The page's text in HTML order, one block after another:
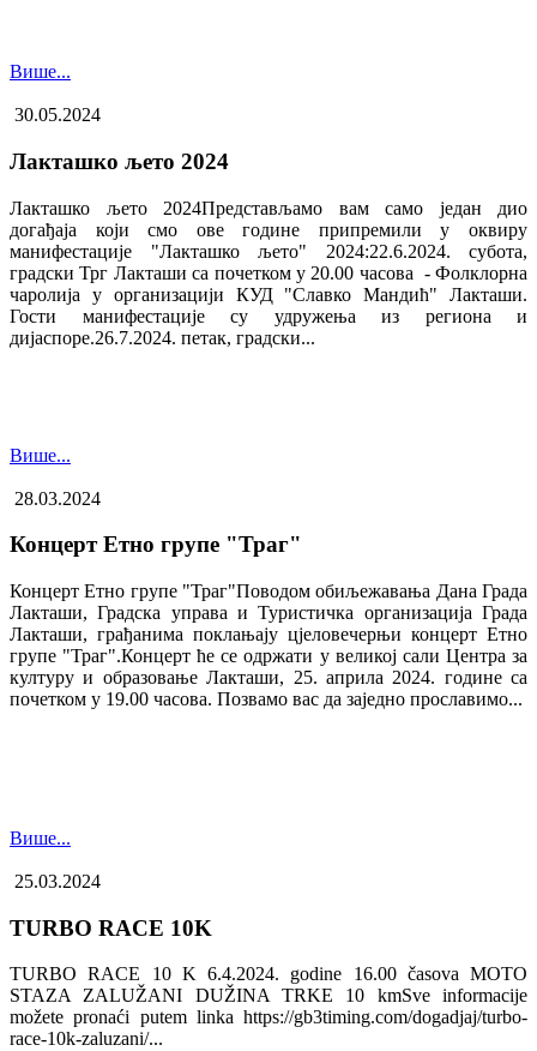
Више...
30.05.2024
Лакташко љето 2024
Лакташко љето 2024Представљамо вам само један дио
догађаја који смо ове године припремили у оквиру
манифестације "Лакташко љето" 2024:22.6.2024. субота,
градски Трг Лакташи са почетком у 20.00 часова - Фолклорна
чаролија у организацији КУД "Славко Мандић" Лакташи.
Гости манифестације су удружења из региона и
дијаспоре.26.7.2024. петак, градски...
Више...
28.03.2024
Концерт Етно групе "Траг"
Концерт Етно групе "Траг"Поводом обиљежавања Дана Града
Лакташи, Градска управа и Туристичка организација Града
Лакташи, грађанима поклањају цјеловечерњи концерт Етно
групе "Траг".Концерт ће се одржати у великој сали Центра за
културу и образовање Лакташи, 25. априла 2024. године са
почетком у 19.00 часова. Позвамо вас да заједно прославимо...
Више...
25.03.2024
TURBO RACE 10K
TURBO RACE 10 K 6.4.2024. godine 16.00 časova MOTO
STAZA ZALUŽANI DUŽINA TRKE 10 kmSve informacije
možete pronaći putem linka https://gb3timing.com/dogadjaj/turbo-
race-10k-zaluzani/...